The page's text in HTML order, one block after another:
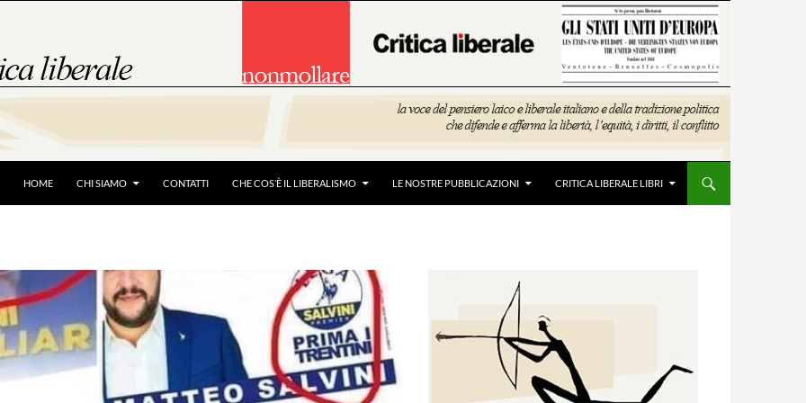
HOME CHI SIAMO CONTATTI CHE COS’È IL LIBERALISMO LE NOSTRE PUBBLICAZIONI CRITICA LIBERALE LIBRI